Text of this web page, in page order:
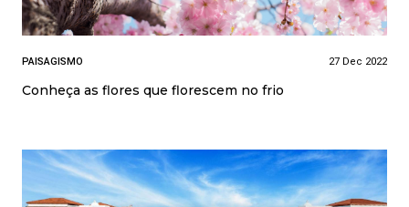
PAISAGISMO 27 Dec 2022
Conheça as flores que florescem no frio